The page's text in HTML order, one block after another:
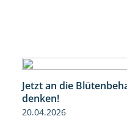
Jetzt an die
denken!
20.04.2026